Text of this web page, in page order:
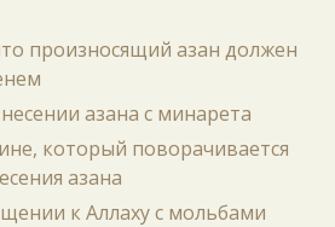
произносящий азан должен
азана с минарета
который поворачивается
азана
к Аллаху с мольбами